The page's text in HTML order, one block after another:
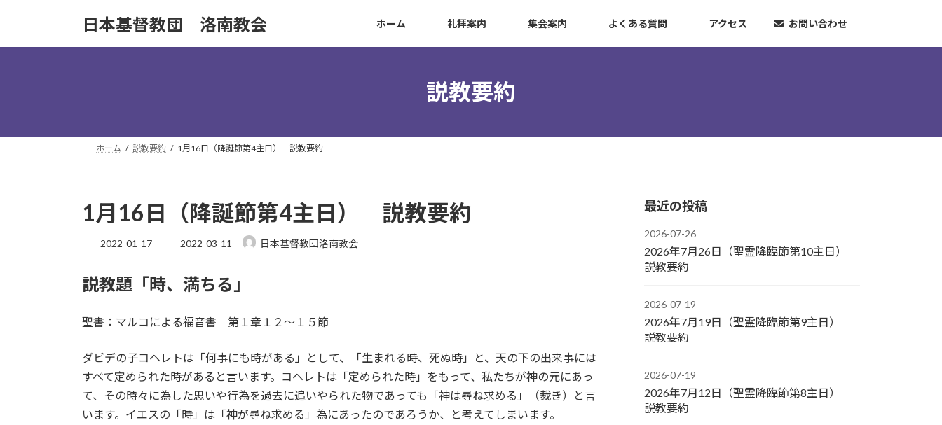
日本基督教団 洛南教会 ホーム 礼拝案内 集会案内 よくある質問 アクセス お問い合わせ
説教要約
ホーム 説教要約 1月16日（降誕節第4主日） 説教要約
1月16日（降誕節第4主日） 説教要約
2022-01-17
最
新
:
2022-03-11 日本基督教団洛南教会
説教題「時、満ちる」
聖書：マルコによる福音書 第１章１２〜１５節
ダビデの子コヘレトは「何事にも時がある」として、「生まれる時、死ぬ時」と、天の下の出来事には
すべて定められた時があると言います。コヘレトは「定められた時」をもって、私たちが神の元にあっ
て、その時々に為した思いや行為を過去に追いやられた物であっても「神は尋ね求める」（裁き）と言
います。イエスの「時」は「神が尋ね求める」為にあったのであろうか、と考えてしまいます。
最近の投稿
2026-07-26
2026年7月26日（聖霊降臨節第10主日）
説教要約
2026-07-19
2026年7月19日（聖霊降臨節第9主日）
説教要約
2026-07-19
2026年7月12日（聖霊降臨節第8主日）
説教要約